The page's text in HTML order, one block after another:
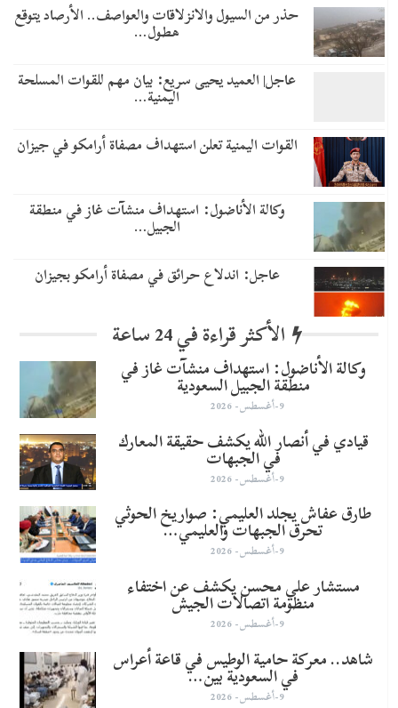
حذر من السيول والانزلاقات والعواصف.. الأرصاد يتوقع
هطول…
عاجل| العميد يحيى سريع: بيان مهم للقوات المسلحة
اليمنية…
القوات اليمنية تعلن استهداف مصفاة أرامكو في جيزان
وكالة الأناضول: استهداف منشآت غاز في منطقة
الجبيل…
عاجل: اندلاع حرائق في مصفاة أرامكو بجيزان
الأكثر قراءة في 24 ساعة
وكالة الأناضول: استهداف منشآت غاز في
منطقة الجبيل السعودية
9-أغسطس- 2026
قيادي في أنصار الله يكشف حقيقة المعارك
في الجبهات
9-أغسطس- 2026
طارق عفاش يجلد العليمي: صواريخ الحوثي
تحرق الجبهات والعليمي…
9-أغسطس- 2026
مستشار علي محسن يكشف عن اختفاء
منظومة اتصالات الجيش
9-أغسطس- 2026
شاهد.. معركة حامية الوطيس في قاعة أعراس
في السعودية بين…
9-أغسطس- 2026